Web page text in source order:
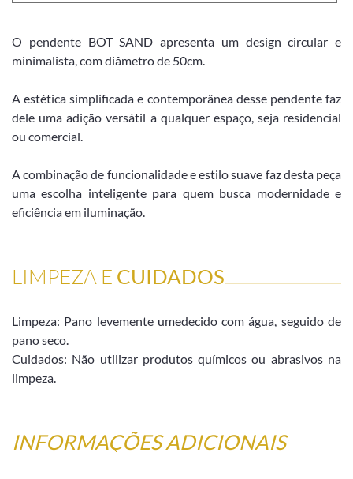
O pendente BOT SAND apresenta um design circular e
minimalista, com diâmetro de 50cm.
A estética simplificada e contemporânea desse pendente faz
dele uma adição versátil a qualquer espaço, seja residencial
ou comercial.
A combinação de funcionalidade e estilo suave faz desta peça
uma escolha inteligente para quem busca modernidade e
eficiência em iluminação.
LIMPEZA E CUIDADOS
Limpeza: Pano levemente umedecido com água, seguido de
pano seco.
Cuidados: Não utilizar produtos químicos ou abrasivos na
limpeza.
INFORMAÇÕES ADICIONAIS